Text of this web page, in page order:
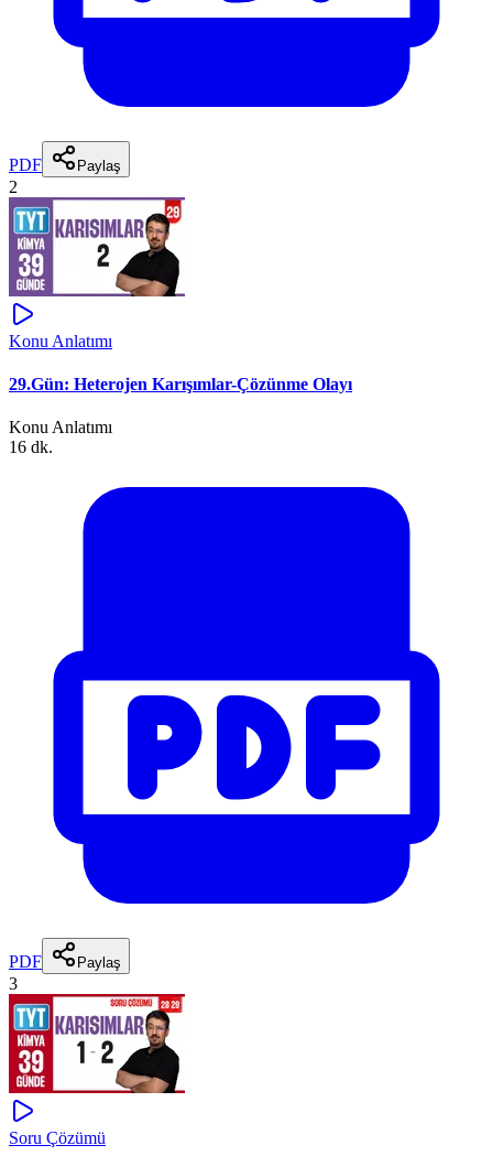
PDF Paylaş
2
Konu Anlatımı
29.Gün: Heterojen Karışımlar-Çözünme Olayı
Konu Anlatımı
16 dk.
PDF Paylaş
3
Soru Çözümü